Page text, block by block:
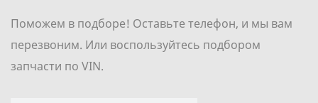
Поможем в подборе! Оставьте телефон, и мы вам
перезвоним. Или воспользуйтесь подбором
запчасти по VIN.